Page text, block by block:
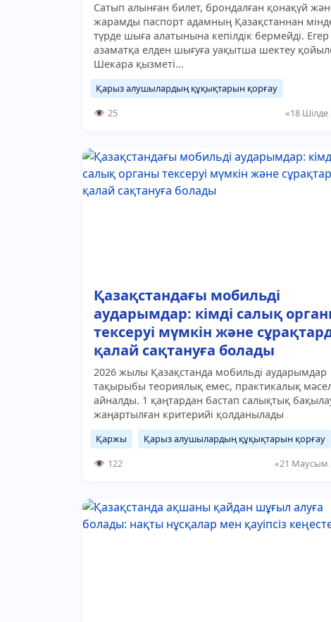
Сатып алынған билет, брондалған қонақүй
жарамды паспорт адамның Қазақстаннан
түрде шыға алатынына кепілдік бермейді. Егер
азаматқа елден шығуға уақытша шектеу
Шекара қызметі...
Қарыз алушылардың құқықтарын қорғау
25
«18 Шілде
Қазақстандағы мобильді
аударымдар: кімді салық
тексеруі мүмкін және
қалай сақтануға болады
2026 жылы Қазақстанда мобильді аударымдар
тақырыбы теориялық емес, практикалық
айналды. 1 қаңтардан бастап салықтық
жаңартылған критерийі қолданылады
Қаржы
Қарыз алушылардың құқықтарын қорғау
122
«21 Маусым